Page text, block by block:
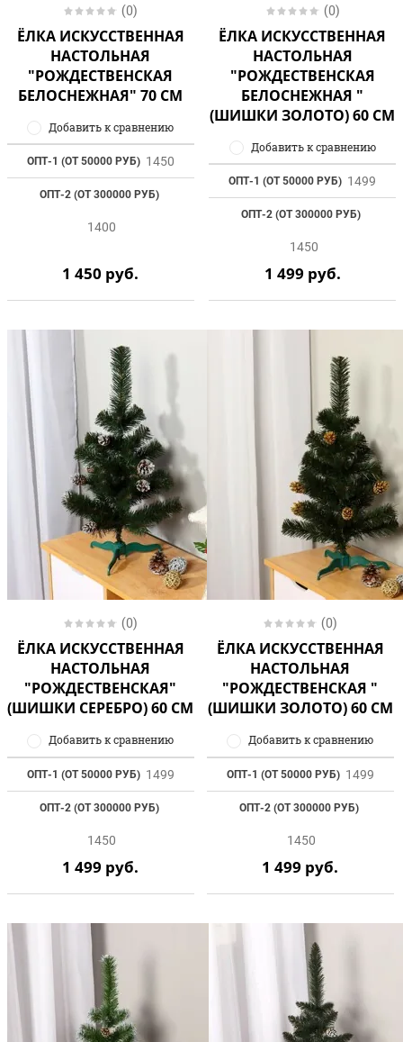
(0)
ЁЛКА ИСКУССТВЕННАЯ
НАСТОЛЬНАЯ
"РОЖДЕСТВЕНСКАЯ
БЕЛОСНЕЖНАЯ" 70 СМ
Добавить к сравнению
ОПТ-1 (ОТ 50000 РУБ) 1450
ОПТ-2 (ОТ 300000 РУБ)
1400
1 450 руб.
(0)
ЁЛКА ИСКУССТВЕННАЯ
НАСТОЛЬНАЯ
"РОЖДЕСТВЕНСКАЯ
БЕЛОСНЕЖНАЯ "
(ШИШКИ ЗОЛОТО) 60 СМ
Добавить к сравнению
ОПТ-1 (ОТ 50000 РУБ) 1499
ОПТ-2 (ОТ 300000 РУБ)
1450
1 499 руб.
(0)
ЁЛКА ИСКУССТВЕННАЯ
НАСТОЛЬНАЯ
"РОЖДЕСТВЕНСКАЯ"
(ШИШКИ СЕРЕБРО) 60 СМ
Добавить к сравнению
ОПТ-1 (ОТ 50000 РУБ) 1499
ОПТ-2 (ОТ 300000 РУБ)
1450
1 499 руб.
(0)
ЁЛКА ИСКУССТВЕННАЯ
НАСТОЛЬНАЯ
"РОЖДЕСТВЕНСКАЯ "
(ШИШКИ ЗОЛОТО) 60 СМ
Добавить к сравнению
ОПТ-1 (ОТ 50000 РУБ) 1499
ОПТ-2 (ОТ 300000 РУБ)
1450
1 499 руб.